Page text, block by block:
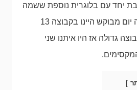
יחד עם בלוגרית נוספת ששמה
סהר, מאחר ששבת זה יום מבוקש היינו בקבוצה 13
גדולה אז היו איתנו שני